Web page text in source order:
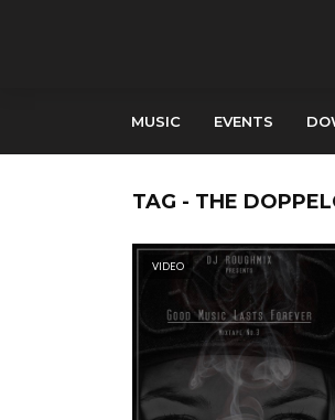
MUSIC EVENTS
TAG - THE
VIDEO